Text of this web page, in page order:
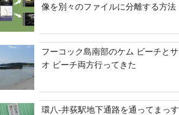
像を別々のファイルに分離する方法
フーコック島南部のケム ビーチとサ
オ ビーチ両方行ってきた
環八-井荻駅地下通路を通ってまっす